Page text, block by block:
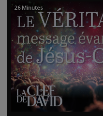
26 Minutes